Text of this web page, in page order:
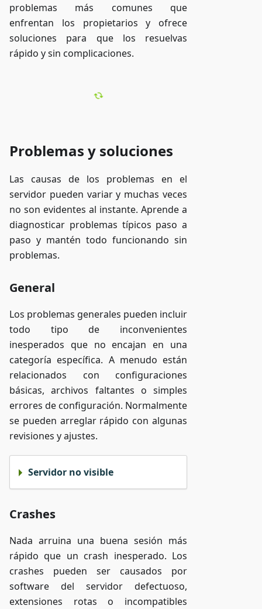
problemas más comunes que
enfrentan los propietarios y ofrece
soluciones para que los resuelvas
rápido y sin complicaciones.
Problemas y soluciones
Las causas de los problemas en el
servidor pueden variar y muchas veces
no son evidentes al instante. Aprende a
diagnosticar problemas típicos paso a
paso y mantén todo funcionando sin
problemas.
General
Los problemas generales pueden incluir
todo tipo de inconvenientes
inesperados que no encajan en una
categoría específica. A menudo están
relacionados con configuraciones
básicas, archivos faltantes o simples
errores de configuración. Normalmente
se pueden arreglar rápido con algunas
revisiones y ajustes.
Servidor no visible
Crashes
Nada arruina una buena sesión más
rápido que un crash inesperado. Los
crashes pueden ser causados por
software del servidor defectuoso,
extensiones rotas o incompatibles